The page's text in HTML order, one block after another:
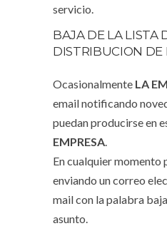
servicio.
BAJA DE LA LISTA
DISTRIBUCION DE
Ocasionalmente LA
email notificando
puedan producirse en
EMPRESA.
En cualquier momento
enviando un correo
mail con la palabra
asunto.